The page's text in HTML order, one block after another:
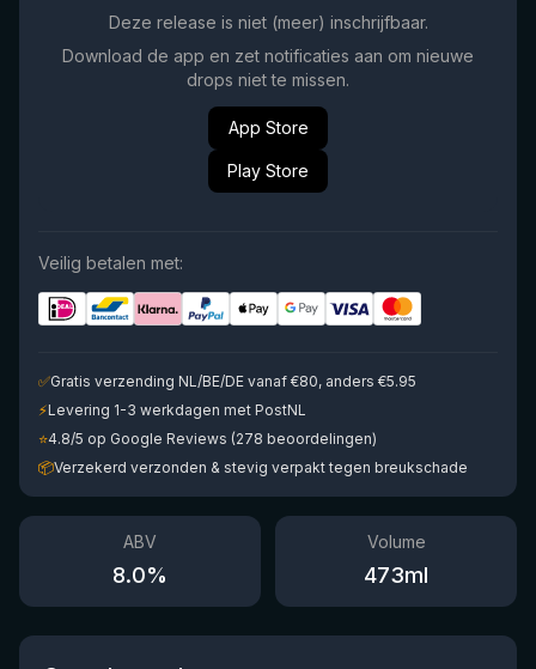
Deze release is niet (meer) inschrijfbaar.
Download de app en zet notificaties aan om nieuwe
drops niet te missen.
App Store
Play Store
Veilig betalen met:
✅Gratis verzending NL/BE/DE vanaf €80, anders €5.95
⚡Levering 1-3 werkdagen met PostNL
⭐4.8/5 op Google Reviews (278 beoordelingen)
📦Verzekerd verzonden & stevig verpakt tegen breukschade
ABV
8.0%
Volume
473ml